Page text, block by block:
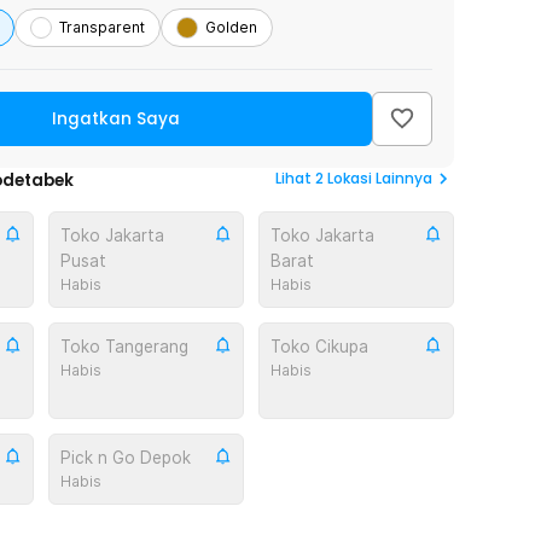
Transparent Golden
Ingatkan Saya
Lihat 2Lokasi Lainnya
Toko Jakarta
Pusat
Habis
Toko Jakarta
Barat
Habis
Toko Tangerang
Habis
Toko Cikupa
Habis
Pick n Go Depok
Habis